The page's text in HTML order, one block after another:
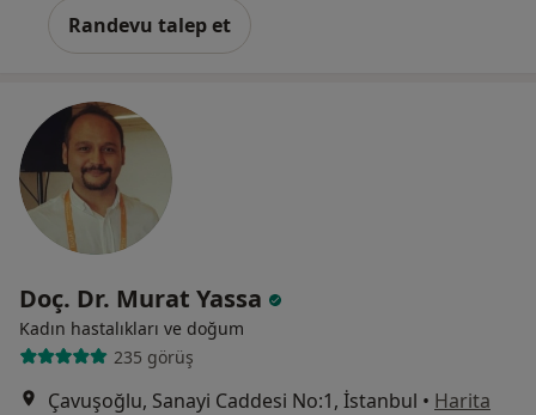
Randevu talep et
Doç. Dr. Murat Yassa
Kadın hastalıkları ve doğum
235 görüş
Çavuşoğlu, Sanayi Caddesi No:1, İstanbul • Harita